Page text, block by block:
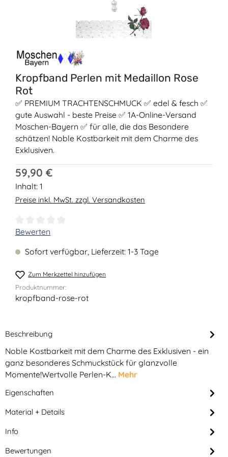
Kropfband Perlen mit Medaillon Rose
Rot
✅ PREMIUM TRACHTENSCHMUCK ✅ edel & fesch ✅
gute Auswahl - beste Preise ✅ 1A-Online-Versand
Moschen-Bayern ✅ für alle, die das Besondere
schätzen! Noble Kostbarkeit mit dem Charme des
Exklusiven.
Regulärer Preis:
59,90 €
Inhalt: 1
Preise inkl. MwSt. zzgl. Versandkosten
Durchschnittliche Bewertung von 0 von 5 Sternen
Bewerten
Sofort verfügbar, Lieferzeit: 1-3 Tage
Zum Merkzettel hinzufügen
Produktnummer:
kropfband-rose-rot
Beschreibung
Noble Kostbarkeit mit dem Charme des Exklusiven - ein
ganz besonderes Schmuckstück für glanzvolle
Momente!Wertvolle Perlen-K… Mehr
Eigenschaften
Material + Details
Info
Bewertungen